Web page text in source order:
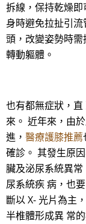
拆線，保持乾燥
身時避免拉扯引
頭，改變姿勢時
轉動軀體。
也有都無症狀，
來。 近年來，由
進， 醫療護膝推薦
確診。 其發生原
臟及泌尿系統異
尿系統疾 病，也
斷以 X- 光片為主
半椎體形成異 常